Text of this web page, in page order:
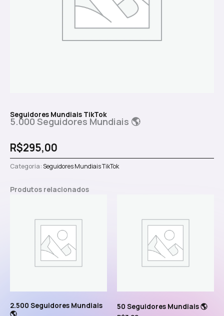
Seguidores Mundiais TikTok
5.000 Seguidores Mundiais 🌎
R$295,00
Categoria:Seguidores Mundiais TikTok
Produtos relacionados
2.500 Seguidores Mundiais
🌎
50 Seguidores Mundiais 🌎